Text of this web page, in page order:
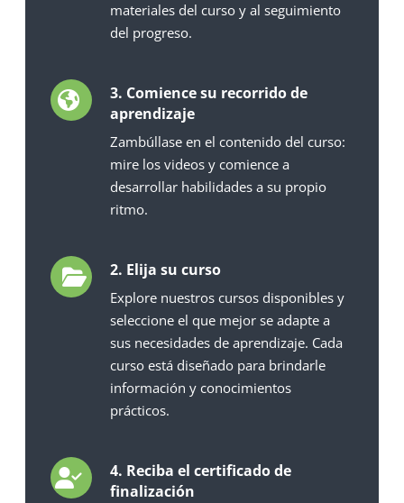
materiales del curso y al seguimiento
del progreso.
3. Comience su recorrido de
aprendizaje
Zambúllase en el contenido del curso:
mire los videos y comience a
desarrollar habilidades a su propio
ritmo.
2. Elija su curso
Explore nuestros cursos disponibles y
seleccione el que mejor se adapte a
sus necesidades de aprendizaje. Cada
curso está diseñado para brindarle
información y conocimientos
prácticos.
4. Reciba el certificado de
finalización